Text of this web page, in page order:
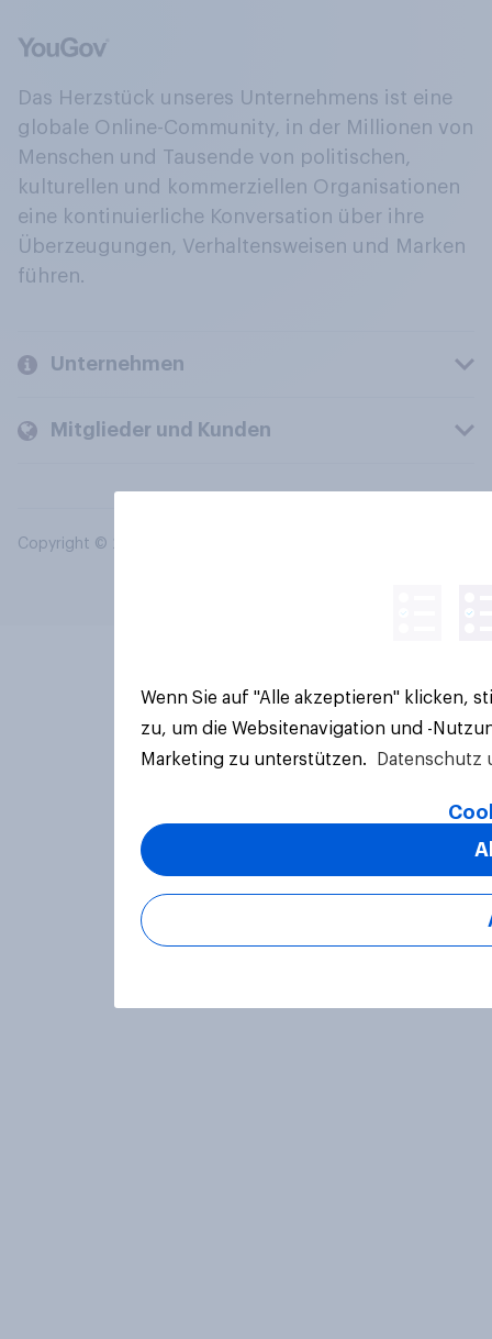
Das Herzstück unseres Unternehmens ist eine
globale Online-Community, in der Millionen von
Menschen und Tausende von politischen,
kulturellen und kommerziellen Organisationen
eine kontinuierliche Konversation über ihre
Überzeugungen, Verhaltensweisen und Marken
führen.
Unternehmen
Mitglieder und Kunden
Copyright © 2026 YouGov PLC. Alle Rechte vorbehalten.
Wenn Sie auf "Alle akzeptieren" klicken,
zu, um die Websitenavigation und -
Marketing zu unterstützen.
Datenschutz